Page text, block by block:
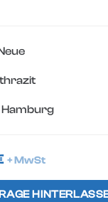
Hamburg
+ MwSt